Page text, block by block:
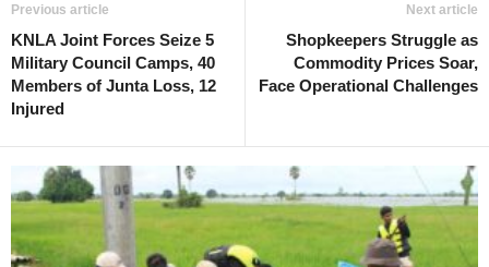
Previous article
KNLA Joint Forces Seize 5
Military Council Camps, 40
Members of Junta Loss, 12
Injured
Next article
Shopkeepers Struggle as
Commodity Prices Soar,
Face Operational Challenges